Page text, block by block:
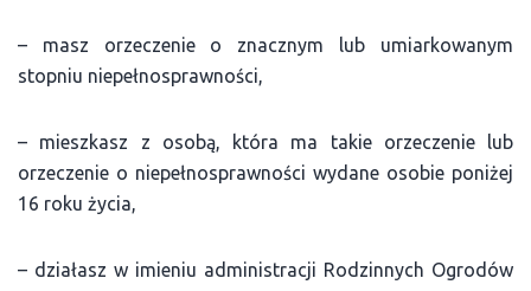
– masz orzeczenie o znacznym lub umiarkowanym
stopniu niepełnosprawności,
– mieszkasz z osobą, która ma takie orzeczenie lub
orzeczenie o niepełnosprawności wydane osobie poniżej
16 roku życia,
– działasz w imieniu administracji Rodzinnych Ogrodów